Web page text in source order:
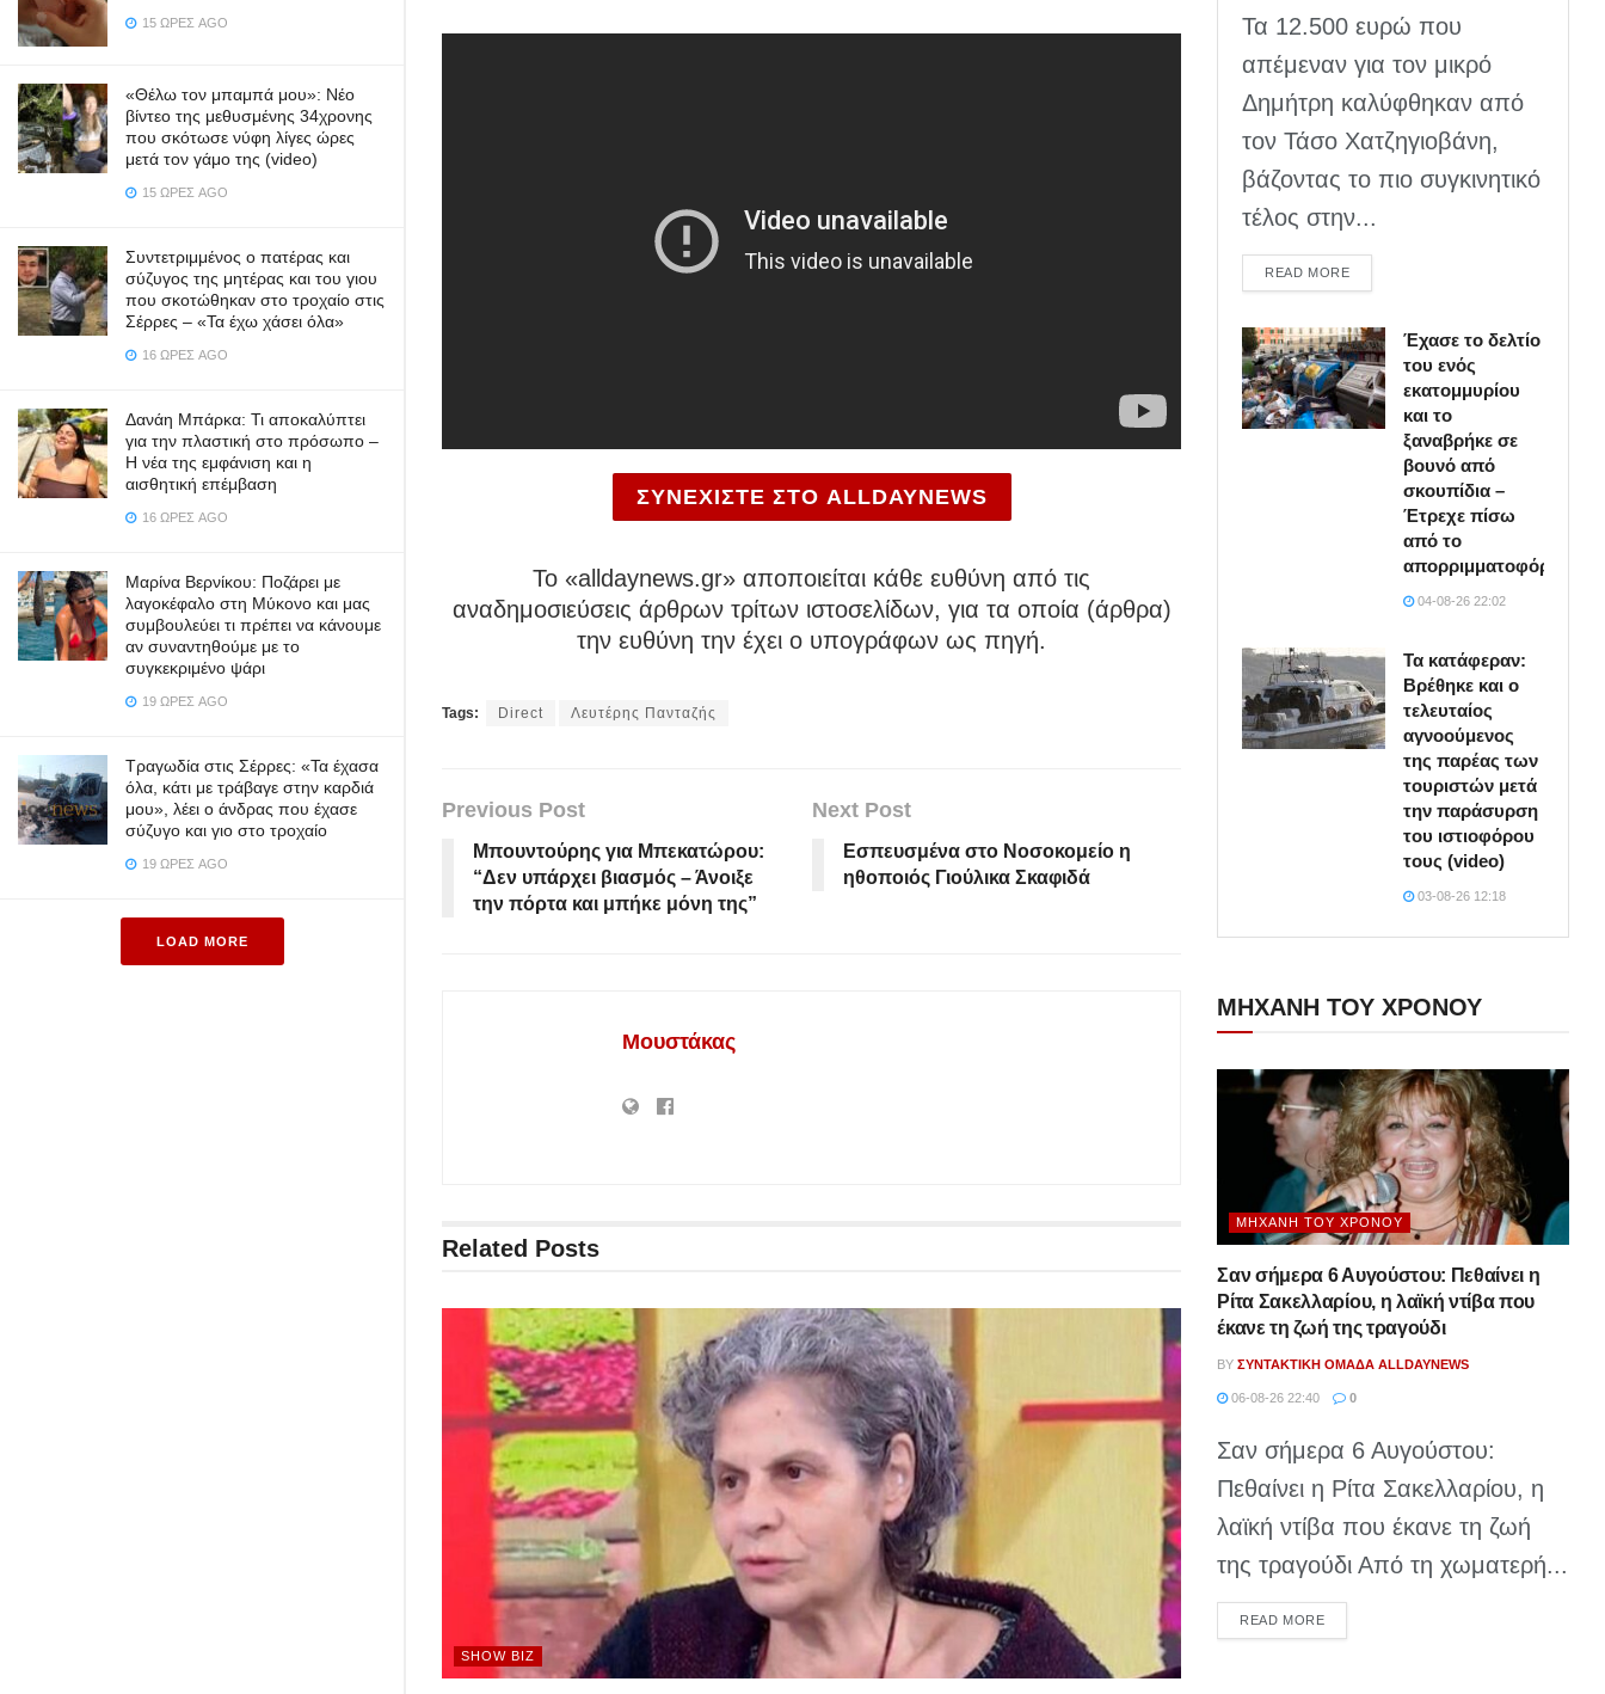
15 ΏΡΕΣ AGO
«Θέλω τον μπαμπά μου»: Νέο
βίντεο της μεθυσμένης 34χρονης
που σκότωσε νύφη λίγες ώρες
μετά τον γάμο της (video)
15 ΏΡΕΣ AGO
Συντετριμμένος ο πατέρας και
σύζυγος της μητέρας και του γιου
που σκοτώθηκαν στο τροχαίο στις
Σέρρες – «Τα έχω χάσει όλα»
16 ΏΡΕΣ AGO
Δανάη Μπάρκα: Τι αποκαλύπτει
για την πλαστική στο πρόσωπο –
Η νέα της εμφάνιση και η
αισθητική επέμβαση
16 ΏΡΕΣ AGO
Μαρίνα Βερνίκου: Ποζάρει με
λαγοκέφαλο στη Μύκονο και μας
συμβουλεύει τι πρέπει να κάνουμε
αν συναντηθούμε με το
συγκεκριμένο ψάρι
19 ΏΡΕΣ AGO
Τραγωδία στις Σέρρες: «Τα έχασα
όλα, κάτι με τράβαγε στην καρδιά
μου», λέει ο άνδρας που έχασε
σύζυγο και γιο στο τροχαίο
19 ΏΡΕΣ AGO
LOAD MORE
ΣΥΝΕΧΙΣΤΕ ΣΤΟ ALLDAYNEWS
To «alldaynews.gr» αποποιείται κάθε ευθύνη από τις
αναδημοσιεύσεις άρθρων τρίτων ιστοσελίδων, για τα οποία (άρθρα)
την ευθύνη την έχει ο υπογράφων ως πηγή.
Tags: Direct Λευτέρης Πανταζής
Previous Post
Μπουντούρης για Μπεκατώρου:
“Δεν υπάρχει βιασμός – Άνοιξε
την πόρτα και μπήκε μόνη της”
Next Post
Εσπευσμένα στο Νοσοκομείο η
ηθοποιός Γιούλικα Σκαφιδά
Μουστάκας
Related Posts
SHOW BIZ
Τα 12.500 ευρώ που
απέμεναν για τον μικρό
Δημήτρη καλύφθηκαν από
τον Τάσο Χατζηγιοβάνη,
βάζοντας το πιο συγκινητικό
τέλος στην...
READ MOREDETAILS
Έχασε το δελτίο
του ενός
εκατομμυρίου
και το
ξαναβρήκε σε
βουνό από
σκουπίδια –
Έτρεχε πίσω
από το
απορριμματοφόρο
04-08-26 22:02
Τα κατάφεραν:
Βρέθηκε και ο
τελευταίος
αγνοούμενος
της παρέας των
τουριστών μετά
την παράσυρση
του ιστιοφόρου
τους (video)
03-08-26 12:18
ΜΗΧΑΝΗ ΤΟΥ ΧΡΟΝΟΥ
ΜΗΧΑΝΉ ΤΟΥ ΧΡΌΝΟΥ
Σαν σήμερα 6 Αυγούστου: Πεθαίνει η
Ρίτα Σακελλαρίου, η λαϊκή ντίβα που
έκανε τη ζωή της τραγούδι
BY ΣΥΝΤΑΚΤΙΚΉ ΟΜΆΔΑ ALLDAYNEWS
06-08-26 22:40 0
Σαν σήμερα 6 Αυγούστου:
Πεθαίνει η Ρίτα Σακελλαρίου, η
λαϊκή ντίβα που έκανε τη ζωή
της τραγούδι Από τη χωματερή...
READ MOREDETAILS